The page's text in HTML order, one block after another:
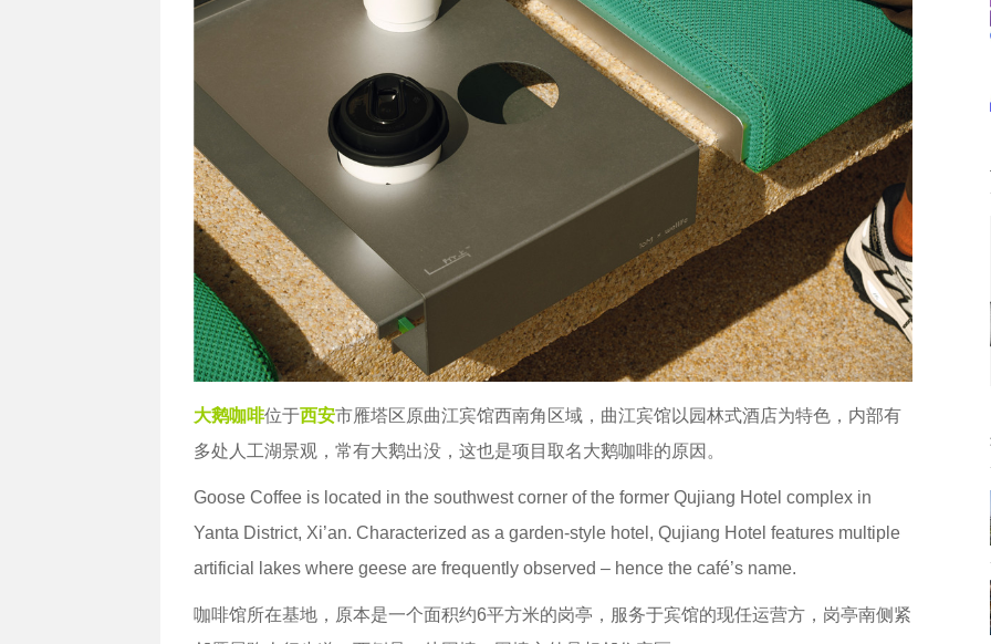
大鹅咖啡位于西安市雁塔区原曲江宾馆西南角区域，曲江宾馆以园林式酒店为特色，内部有
多处人工湖景观，常有大鹅出没，这也是项目取名大鹅咖啡的原因。
Goose Coffee is located in the southwest corner of the former Qujiang Hotel complex in
Yanta District, Xi’an. Characterized as a garden-style hotel, Qujiang Hotel features multiple
artificial lakes where geese are frequently observed – hence the café’s name.
咖啡馆所在基地，原本是一个面积约6平方米的岗亭，服务于宾馆的现任运营方，岗亭南侧紧